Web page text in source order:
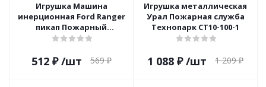
Игрушка Машина
инерционная Ford Ranger
пикап Пожарный
Технопарк SB-18-09-FR-F
512₽ /шт 569₽
Игрушка металлическая
Урал Пожарная служба
Технопарк CT10-100-1
1 088 ₽ /шт 1 209₽